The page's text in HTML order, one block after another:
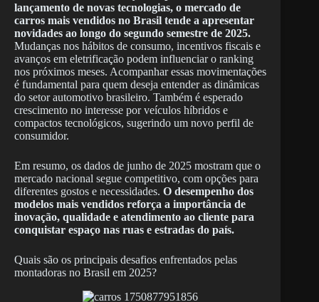
lançamento de novas tecnologias, o mercado de
carros mais vendidos no Brasil tende a apresentar
novidades ao longo do segundo semestre de 2025.
Mudanças nos hábitos de consumo, incentivos fiscais e
avanços em eletrificação podem influenciar o ranking
nos próximos meses. Acompanhar essas movimentações
é fundamental para quem deseja entender as dinâmicas
do setor automotivo brasileiro. Também é esperado
crescimento no interesse por veículos híbridos e
compactos tecnológicos, sugerindo um novo perfil de
consumidor.
Em resumo, os dados de junho de 2025 mostram que o
mercado nacional segue competitivo, com opções para
diferentes gostos e necessidades. O desempenho dos
modelos mais vendidos reforça a importância de
inovação, qualidade e atendimento ao cliente para
conquistar espaço nas ruas e estradas do país.
Quais são os principais desafios enfrentados pelas
montadoras no Brasil em 2025?